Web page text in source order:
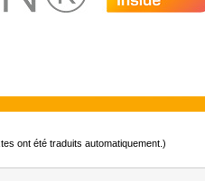
ont été traduits automatiquement.)